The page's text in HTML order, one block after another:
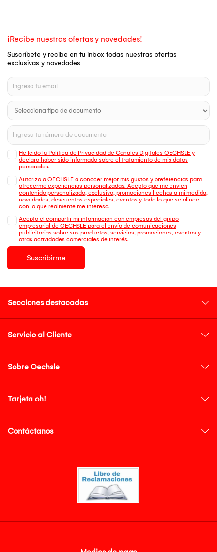
¡Recibe nuestras ofertas y novedades!
Suscríbete y recibe en tu inbox todas nuestras ofertas
exclusivas y novedades
He leído la Política de Privacidad de Canales Digitales OECHSLE y
declaro haber sido informado sobre el tratamiento de mis datos
personales.
Autorizo a OECHSLE a conocer mejor mis gustos y preferencias para
ofrecerme experiencias personalizadas. Acepto que me envien
contenido personalizado, exclusivo, promociones hechas a mi medida,
novedades, descuentos especiales, eventos y todo lo que se alinee
con lo que realmente me interesa.
Acepto el compartir mi información con empresas del grupo
empresarial de OECHSLE para el envío de comunicaciones
publicitarias sobre sus productos, servicios, promociones, eventos y
otras actividades comerciales de interés.
Suscribirme
Secciones destacadas
Servicio al Cliente
Sobre Oechsle
Tarjeta oh!
Contáctanos